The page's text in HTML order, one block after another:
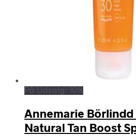
På Udsalg! 10%
Annemarie Börlindd
Natural Tan Boost